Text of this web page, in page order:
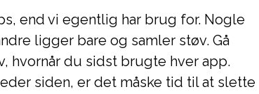
end vi egentlig har brug for. Nogle
ligger bare og samler støv. Gå
hvornår du sidst brugte hver app.
siden, er det måske tid til at slette